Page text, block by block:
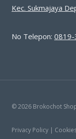
Kec. Sukmajaya
No Telepon:
© 2026 Brokochot
Privacy Policy |